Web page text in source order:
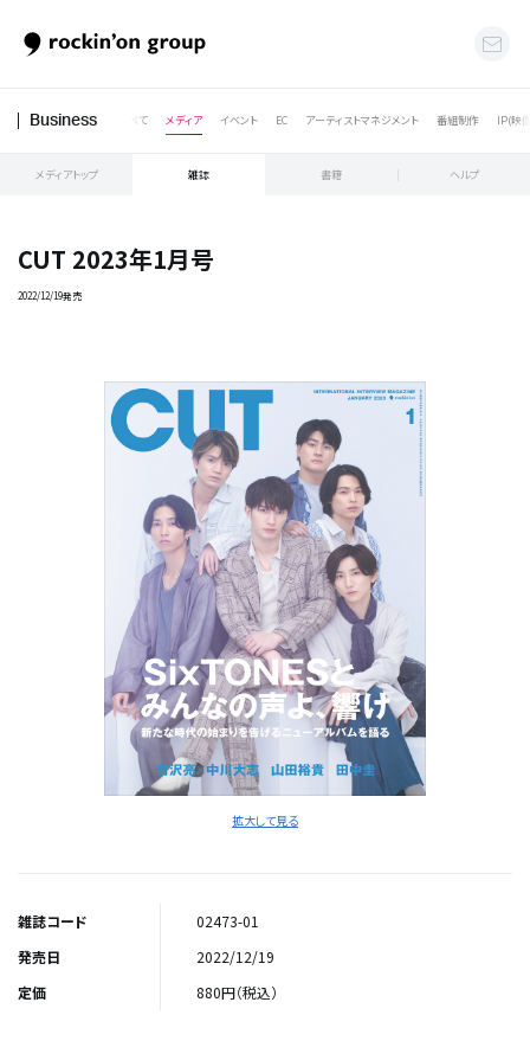
Business すべて メディア イベント EC アーティストマネジメント 番組制作 IP(映
メディアトップ 雑誌 書籍 ヘルプ
CUT 2023年1月号
2022/12/19発売
拡大して見る
雑誌コード
02473-01
発売日
2022/12/19
定価
880円（税込）